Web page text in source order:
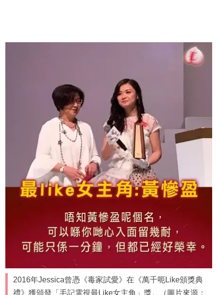
2016年Jessica曾憑《毒家試愛》在《萬千呃Like頒獎典
禮》獲頒發「毛記電視最Like女主角」獎。（圖片來源：